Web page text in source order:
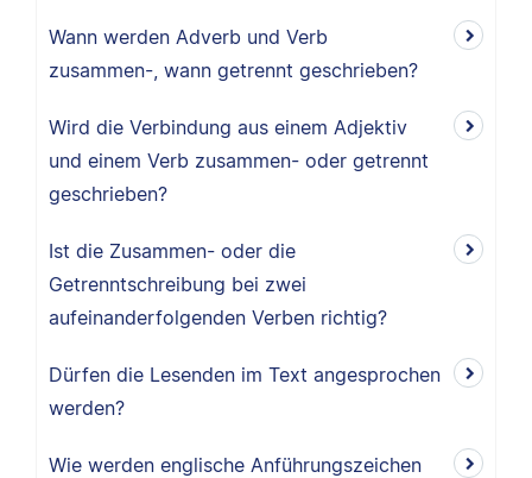
Wann werden Adverb und Verb
zusammen-, wann getrennt geschrieben?
Wird die Verbindung aus einem Adjektiv
und einem Verb zusammen- oder getrennt
geschrieben?
Ist die Zusammen- oder die
Getrenntschreibung bei zwei
aufeinanderfolgenden Verben richtig?
Dürfen die Lesenden im Text angesprochen
werden?
Wie werden englische Anführungszeichen